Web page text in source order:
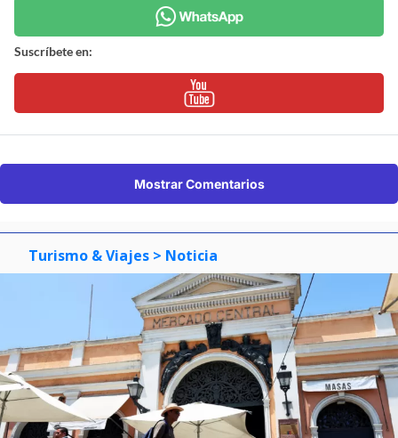
Suscríbete en:
Mostrar Comentarios
Turismo & Viajes > Noticia